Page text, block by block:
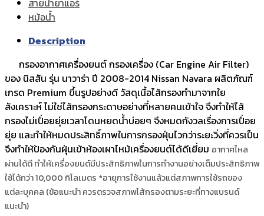
สายน้ำยาแอร์
หม้อน้ำ
Description
กรองอากาศเครื่องยนต์ กรองเครื่อง (Car Engine Air Filter)
ของ นิสสัน รุ่น นาวาร่า ปี 2008-2014 Nissan Navara ผลิตภัณฑ์
เกรด Premium ขึ้นรูปอย่างดี วัสดุเนื้อไส้กรองทำมาจากใย
สังเคราะห์ ไม่ใช่ไส้กรองกระดาษอย่างที่หลายคนเข้าใจ จึงทำให้ไส้
กรองไม่เปื่อยยุ่ยเวลาโดนหยดน้ำบ่อยๆ จึงหมดกังวลเรื่องการเปื่อย
ยุ่ย และทำให้หมดประสิทธิ์ภาพในการกรองฝุ่นไวกว่าระยะวิ่งที่ควรเป็น
จึงทำให้ป้องกันฝุ่นเข้าห้องเผาไหม้เครื่องยนต์ได้ดีเยี่ยม อากาศไหล
ผ่านได้ดี ทำให้เครื่องยนต์มีประสิทธิภาพในการทำงานอย่างเต็มประสิทธิภาพ
ใช้ได้กว่า 10,000 กิโลเมตร *อายุการใช้งานแล้วแต่สภาพการใช้รถของ
แต่ละบุคคล (ข้อแนะนำ ควรตรวจสภาพไส้กรองตามระยะที่ทางแบรนด์
แนะนำ)